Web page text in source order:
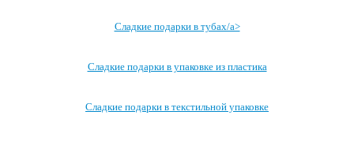
Сладкие подарки в тубах/a>
Сладкие подарки в упаковке из пластика
Сладкие подарки в текстильной упаковке